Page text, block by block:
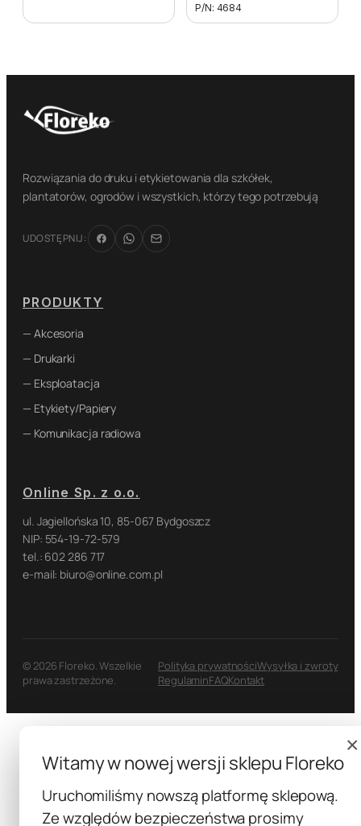
P/N: 4684
Rozwiązania do druku i etykietowania dla szkółek,
plantatorów, ogrodów i wszystkich, którzy tego potrzebują
UDOSTĘPNIJ:
PRODUKTY
— Akcesoria
— Drukarki
— Eksploatacja
— Etykiety/Papiery
— Komunikacja radiowa
Online Sp. z o.o.
ul. Jagiellońska 10, 85-067 Bydgoszcz
NIP: 554-19-72-579
tel.: 602 286 717
e-mail: biuro@online.com.pl
© 2026 Floreko. Wszelkie
prawa zastrzeżone.
Polityka prywatnościWysyłka i zwroty
RegulaminFAQKontakt
×
Witamy w nowej wersji sklepu Floreko
Uruchomiliśmy nowszą platformę sklepową.
Ze względów bezpieczeństwa prosimy